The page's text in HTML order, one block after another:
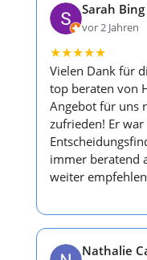
Sarah Bing
vor 2 Jahren
★★★★★
Vielen Dank für
top beraten von
Angebot für uns
zufrieden! Er
immer beratend
weiter
Nathalie